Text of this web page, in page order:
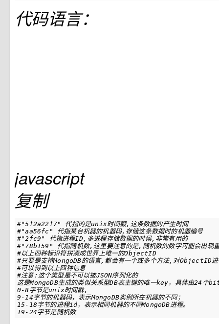
代码语言：
javascript
复制
#"5f2a22f7" 代指的是unix时间戳,这条数据的产生时间
#"aa56fc" 代指某台机器的机器码,存储这条数据时的机器编号
#"2fc9" 代指进程ID,多进程存储数据的时候,非常有用的
#"78b159" 代指随机数,这里要注意的是,随机数的数字可能会出现
#以上四种标识符拼凑成世界上唯一的ObjectID
#只要是支持MongoDB的语言,都会有一个或多个方法,对ObjectID进
#可以得到以上四种信息
#注意:这个类型是不可以被JSON序列化的
这是MongoDB生成的类似关系型DB表主键的唯一key，具体由24个
0-8字节是unix时间戳,
9-14字节的机器码，表示MongoDB实例所在机器的不同；
15-18字节的进程id，表示相同机器的不同MongoDB进程。
19-24字节是随机数